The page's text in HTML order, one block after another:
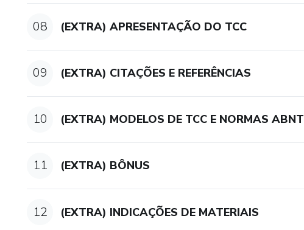
08 (EXTRA) APRESENTAÇÃO DO TCC
09 (EXTRA) CITAÇÕES E REFERÊNCIAS
10 (EXTRA) MODELOS DE TCC E NORMAS ABNT
11 (EXTRA) BÔNUS
12 (EXTRA) INDICAÇÕES DE MATERIAIS